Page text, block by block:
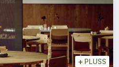
+ PLUSS